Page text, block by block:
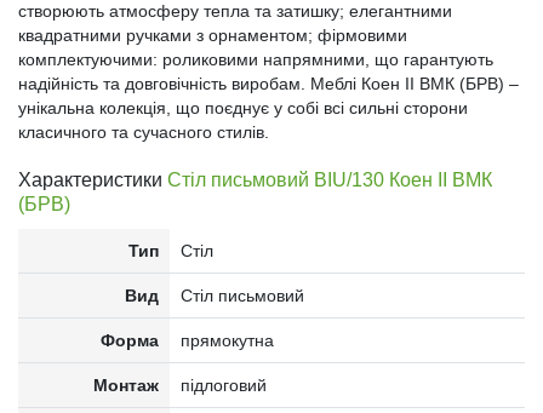
створюють атмосферу тепла та затишку; елегантними
квадратними ручками з орнаментом; фірмовими
комплектуючими: роликовими напрямними, що гарантують
надійність та довговічність виробам. Меблі Коен II ВМК (БРВ) –
унікальна колекція, що поєднує у собі всі сильні сторони
класичного та сучасного стилів.
Характеристики Стіл письмовий BIU/130 Коен II ВМК
(БРВ)
Тип Стіл
Вид Стіл письмовий
Форма прямокутна
Монтаж підлоговий